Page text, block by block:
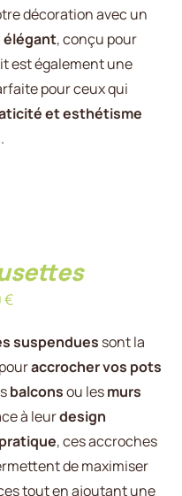
décoration avec un
élégant, conçu pour
est également une
pour ceux qui
et esthétisme
€Plage
prix :
17.00 €
à
30.00 €
suspendues sont la
accrocher vos pots
balconsou lesmurs
à leurdesign
, ces accroches
de maximiser
tout en ajoutant une